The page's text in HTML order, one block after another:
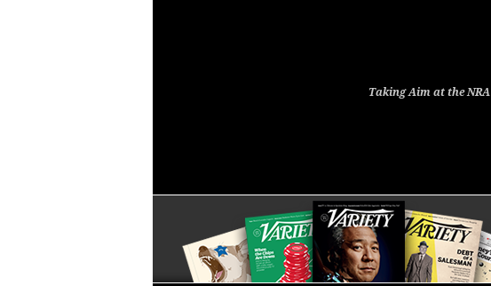
Taking Aim at the NRA